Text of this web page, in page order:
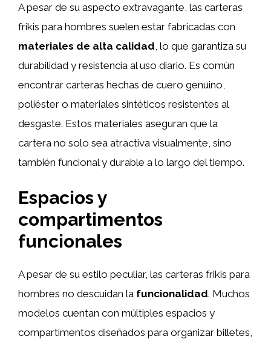
A pesar de su aspecto extravagante, las carteras
frikis para hombres suelen estar fabricadas con
materiales de alta calidad , lo que garantiza su
durabilidad y resistencia al uso diario. Es común
encontrar carteras hechas de cuero genuino,
poliéster o materiales sintéticos resistentes al
desgaste. Estos materiales aseguran que la
cartera no solo sea atractiva visualmente, sino
también funcional y durable a lo largo del tiempo.
Espacios y
compartimentos
funcionales
A pesar de su estilo peculiar, las carteras frikis para
hombres no descuidan la funcionalidad. Muchos
modelos cuentan con múltiples espacios y
compartimentos diseñados para organizar billetes,